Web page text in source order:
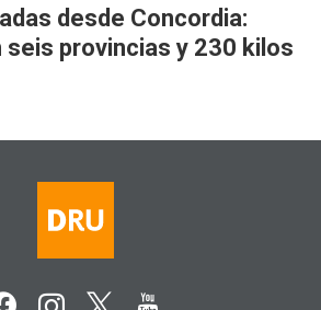
desde Concordia:
provincias y 230 kilos